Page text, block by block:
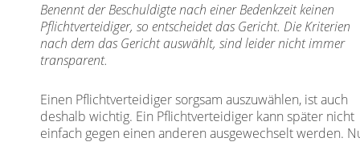
Benennt der Beschuldigte nach einer Bedenkzeit keinen
Pflichtverteidiger, so entscheidet das Gericht. Die Kriterien
nach dem das Gericht auswählt, sind leider nicht immer
transparent.
Einen Pflichtverteidiger sorgsam auszuwählen, ist auch
deshalb wichtig. Ein Pflichtverteidiger kann später nicht
einfach gegen einen anderen ausgewechselt werden.